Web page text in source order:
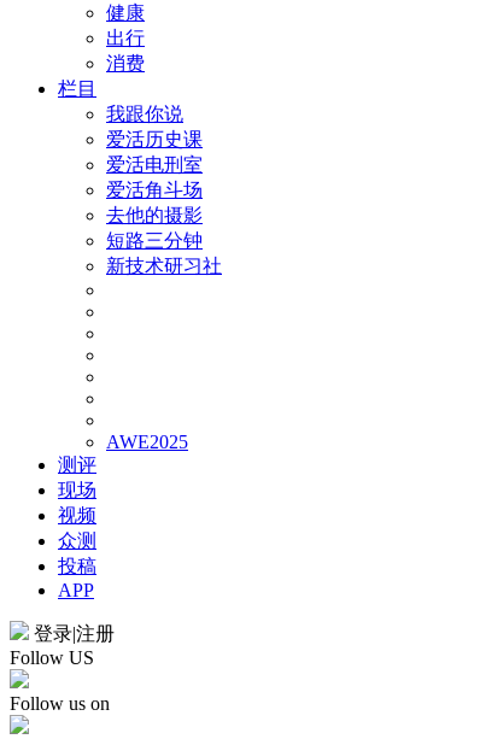
健康
出行
消费
栏目
我跟你说
爱活历史课
爱活电刑室
爱活角斗场
去他的摄影
短路三分钟
新技术研习社
AWE2025
测评
现场
视频
众测
投稿
APP
登录|注册
Follow US
Follow us on